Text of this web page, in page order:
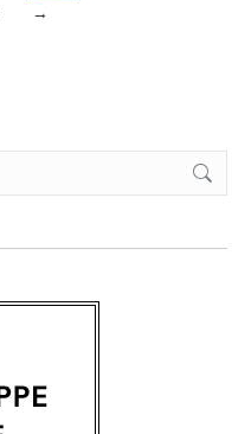
→